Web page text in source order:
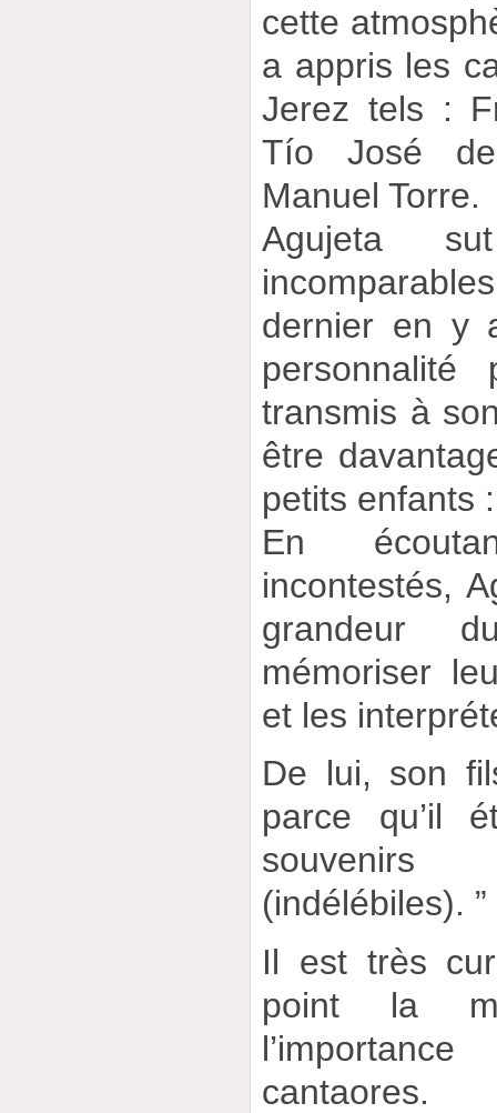
cette
a appris les
Jerez tels :
Tío José
Manuel Torre.
Agujeta
dernier en y
transmis à
être
petits enfants
En
incontestés,
grandeur
mémoriser
et les
De lui, son
parce qu’il
(indélébiles). ”
Il est très
point la
cantaores.